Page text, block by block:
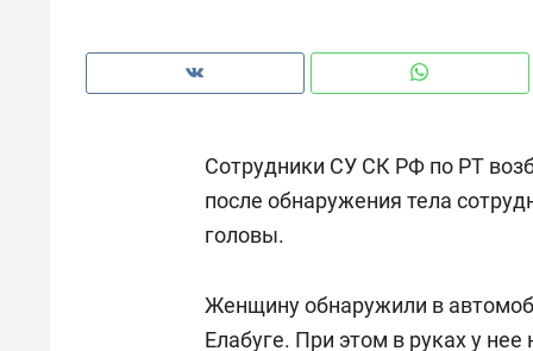
Сотрудники СУ СК РФ по РТ
после обнаружения тела
головы.
Женщину обнаружили в
Елабуге. При этом в руках у
создают оазис жилого
комфорта под Казанью
ID